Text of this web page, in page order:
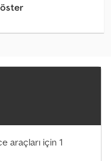
araçları için 1